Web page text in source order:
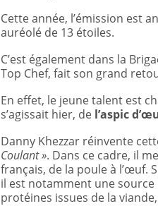
Cette année, l’émission est
auréolé de 13 étoiles.
C’est également dans la
Top Chef, fait son grand
En effet, le jeune talent est
s’agissait hier, de l’aspic
Danny Khezzar réinvente
Coulant ». Dans ce cadre, il
français, de la poule à l’œuf.
il est notamment une
protéines issues de la